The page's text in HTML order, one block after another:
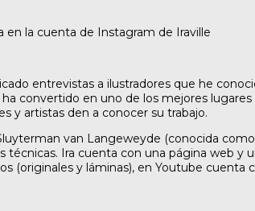
entrevistas a ilustradores que he
ha convertido en uno de los mejores
y artistas den a conocer su trabajo.
van Langeweyde (conocida como
Ira cuenta con una página web y
(originales y láminas), en Youtube